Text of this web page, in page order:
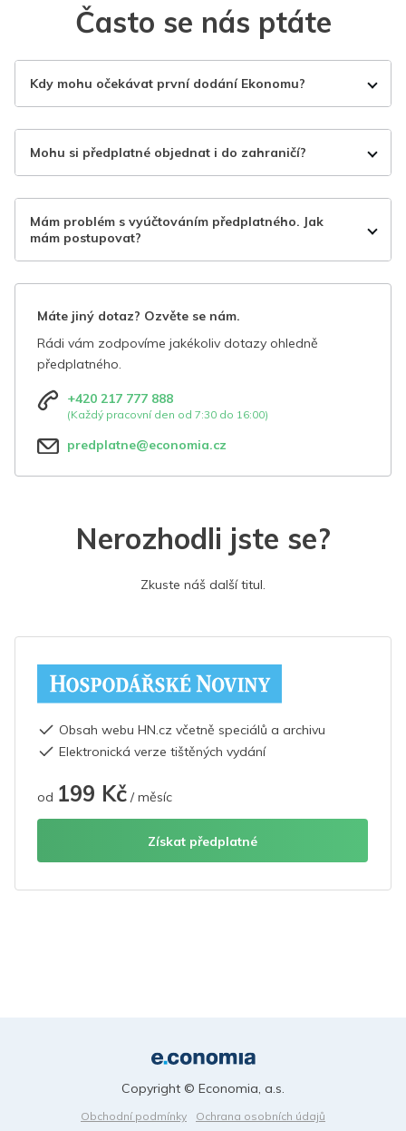
Často se nás ptáte
Kdy mohu očekávat první dodání Ekonomu?
Mohu si předplatné objednat i do zahraničí?
Mám problém s vyúčtováním předplatného. Jak
mám postupovat?
Máte jiný dotaz? Ozvěte se nám.
Rádi vám zodpovíme jakékoliv dotazy ohledně
předplatného.
+420 217 777 888
(Každý pracovní den od 7:30 do 16:00)
predplatne@economia.cz
Nerozhodli jste se?
Zkuste náš další titul.
Obsah webu HN.cz včetně speciálů a archivu
Elektronická verze tištěných vydání
od 199 Kč / měsíc
Získat předplatné
Obchodní podmínky
Ochrana osobních údajů
Copyright © Economia, a.s.